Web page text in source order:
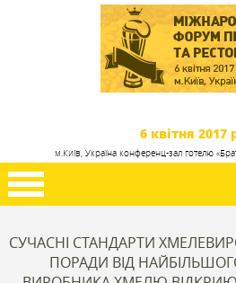
6 квітня 2017
м.Київ, Україна конференц-зал готелю
СУЧАСНІ СТАНДАРТИ
ПОРАДИ ВІД